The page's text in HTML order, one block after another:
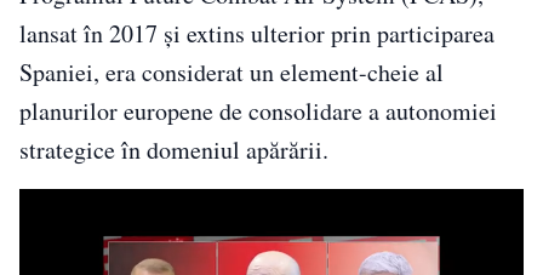
lansat în 2017 și extins ulterior prin participarea
Spaniei, era considerat un element-cheie al
planurilor europene de consolidare a autonomiei
strategice în domeniul apărării.